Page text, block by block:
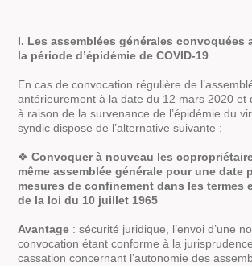
I. Les assemblées générales convoquées
la période d’épidémie de COVID-19
En cas de convocation régulière de
antérieurement à la date du 12 mars 2020 et
à raison de la survenance de l’épidémie du
syndic dispose de l’alternative suivante :
❖Convoquer à nouveau les
même assemblée générale pour une date
mesures de confinement dans les termes
de la loi du 10 juillet 1965
Avantage : sécurité juridique, l’envoi d’une
convocation étant conforme à la
cassation concernant l’autonomie des